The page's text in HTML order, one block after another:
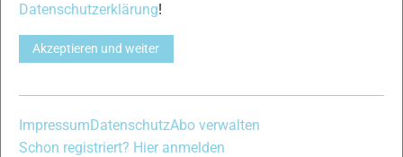
Nadine Gärtner hat die Veranstaltung
FIS Nordische Kombination Weltcup
Datenschutzerklärung!
Akzeptieren und weiter
ImpressumDatenschutzAbo verwalten
Schon registriert? Hier anmelden